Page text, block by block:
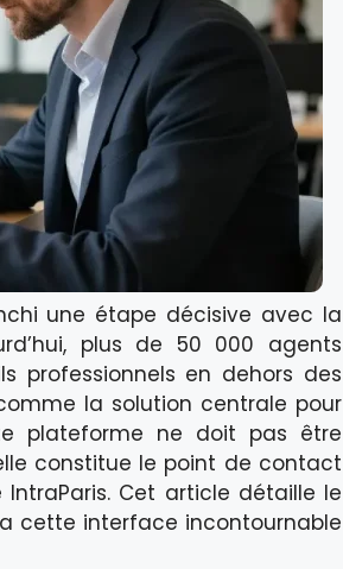
une étape décisive avec la
plus de 50 000 agents
professionnels en dehors des
la solution centrale pour
plateforme ne doit pas être
constitue le point de contact
Cet article détaille le
cette interface incontournable